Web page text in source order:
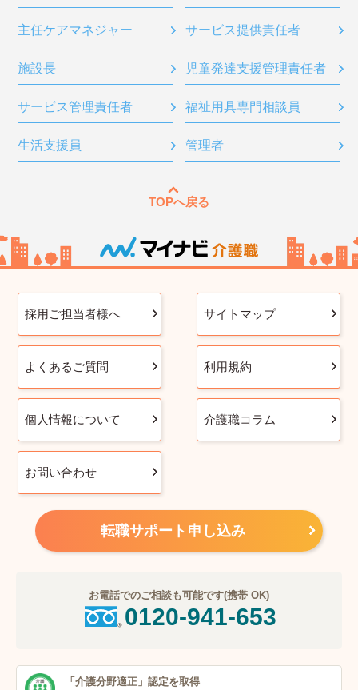
主任ケアマネジャー サービス提供責任者
施設長 児童発達支援管理責任者
サービス管理責任者 福祉用具専門相談員
生活支援員 管理者
TOPへ戻る
採用ご担当者様へ サイトマップ
よくあるご質問 利用規約
個人情報について 介護職コラム
お問い合わせ
転職サポート申し込み
お電話でのご相談も可能です(携帯 OK)
0120-941-653
「介護分野適正」 認定を取得